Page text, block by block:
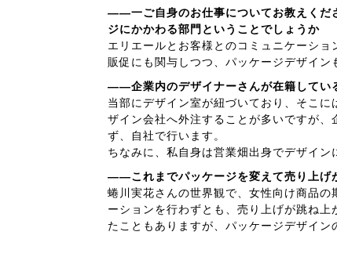
――一ご自身のお仕事についてお教えくだ
ジにかかわる部門ということでしょうか
エリエールとお客様とのコミュニケーシ
販促にも関与しつつ、パッケージデザイン
――企業内のデザイナーさんが在籍してい
当部にデザイン室が紐づいており、そこ
ザイン会社へ外注することが多いですが
ず、自社で行います。
ちなみに、私自身は営業畑出身でデザイン
――これまでパッケージを変えて売り上げ
蜷川実花さんの世界観で、女性向け商品
ーションを行わずとも、売り上げが跳ね
たこともありますが、パッケージデザイン